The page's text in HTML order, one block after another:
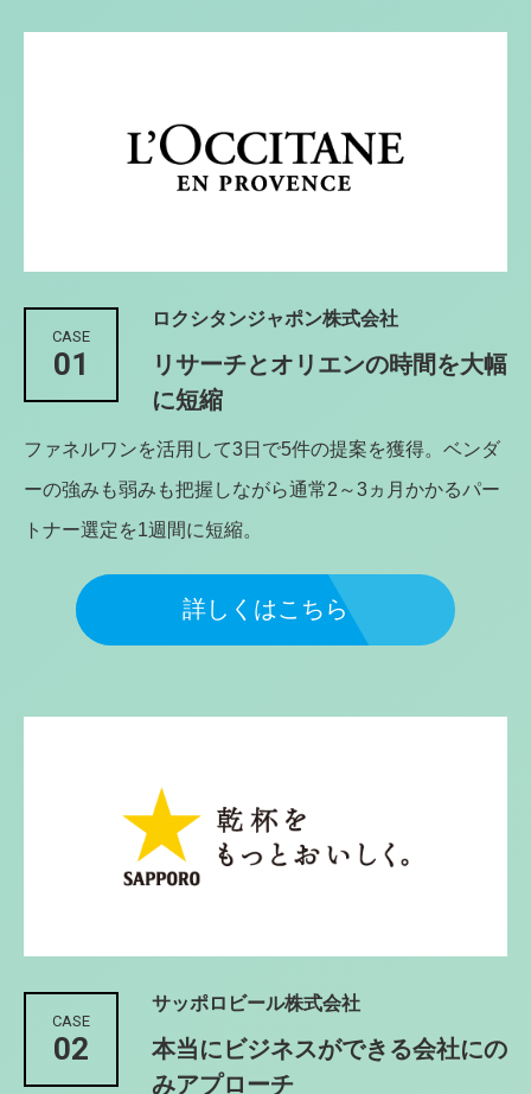
CASE
01
ロクシタンジャポン株式会社
リサーチとオリエンの時間を大幅
に短縮
ファネルワンを活用して3日で5件の提案を獲得。ベンダ
ーの強みも弱みも把握しながら通常2～3ヵ月かかるパー
トナー選定を1週間に短縮。
詳しくはこちら
CASE
02
サッポロビール株式会社
本当にビジネスができる会社にの
みアプローチ